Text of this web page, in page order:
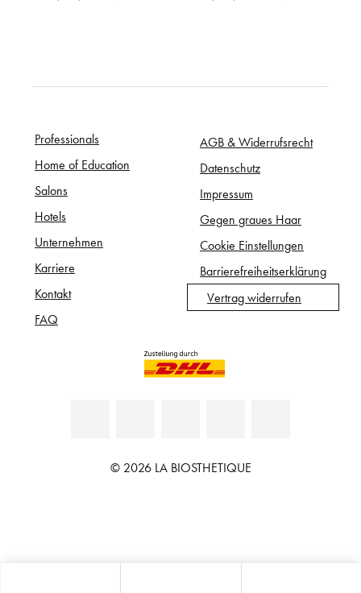
Professionals
Home of Education
Salons
Hotels
Unternehmen
Karriere
Kontakt
FAQ
AGB & Widerrufsrecht
Datenschutz
Impressum
Gegen graues Haar
Cookie Einstellungen
Barrierefreiheitserklärung
Vertrag widerrufen
© 2026 LA BIOSTHETIQUE